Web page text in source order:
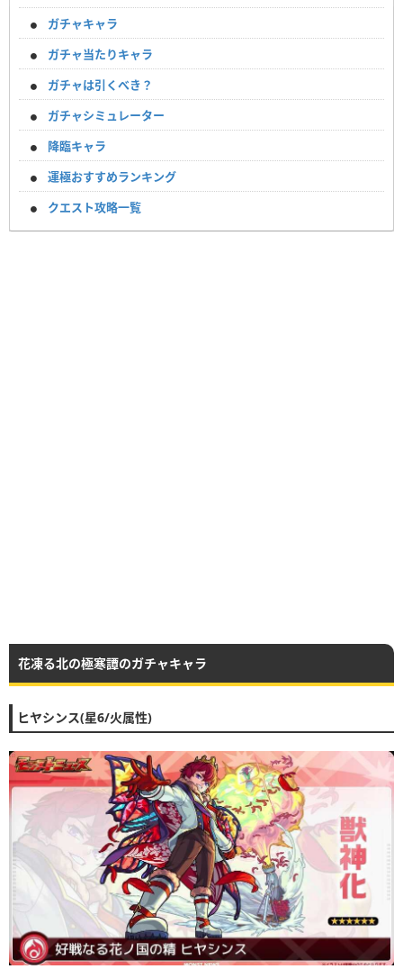
ガチャキャラ
ガチャ当たりキャラ
ガチャは引くべき？
ガチャシミュレーター
降臨キャラ
運極おすすめランキング
クエスト攻略一覧
花凍る北の極寒譚のガチャキャラ
ヒヤシンス(星6/火属性)